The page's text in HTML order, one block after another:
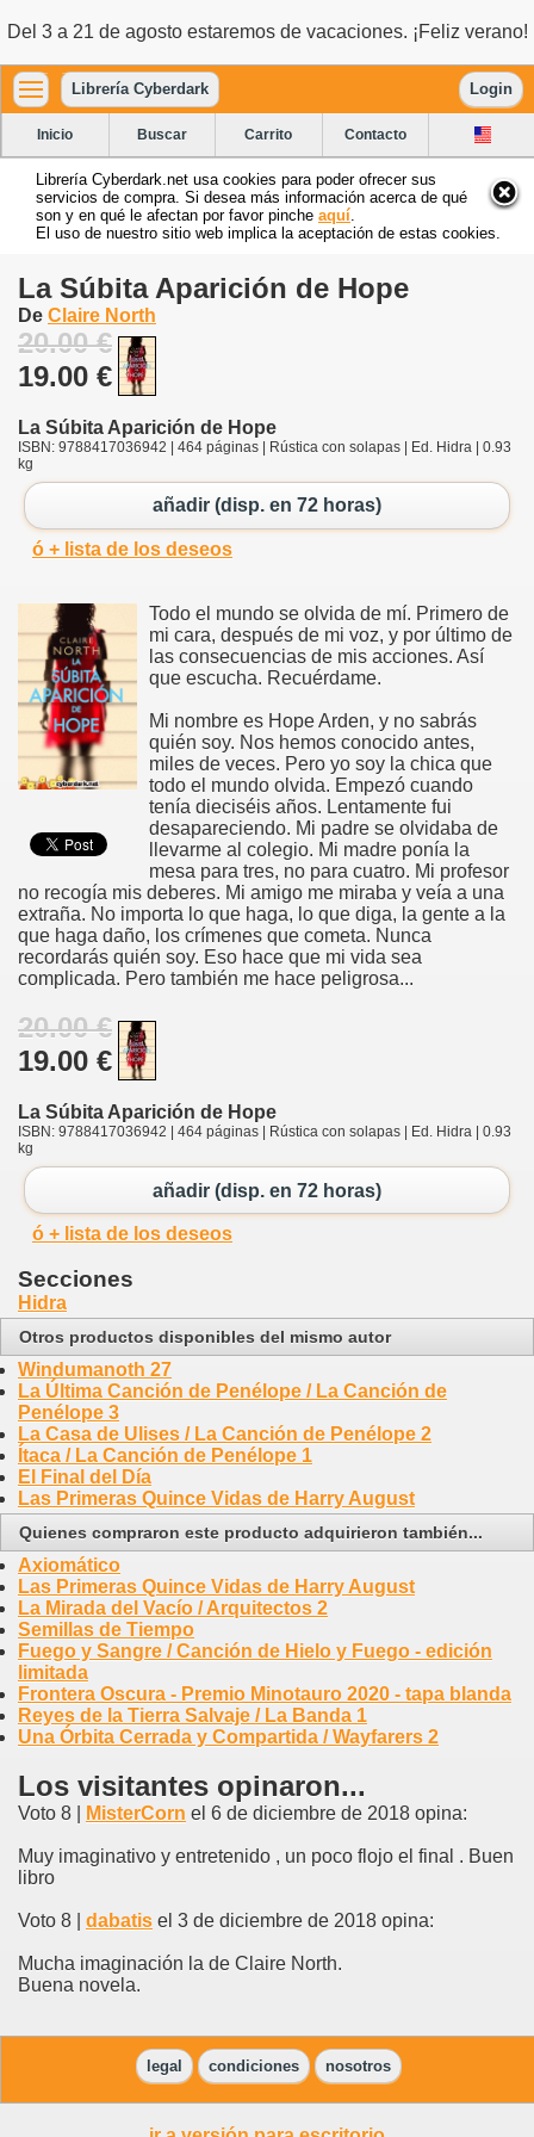
Del 3 a 21 de agosto estaremos de vacaciones. ¡Feliz verano!
Librería Cyberdark Login
Inicio Buscar Carrito Contacto
Librería Cyberdark.net usa cookies para poder ofrecer sus
servicios de compra. Si desea más información acerca de qué
son y en qué le afectan por favor pinche aquí
El uso de nuestro sitio web implica la aceptación de estas cookies.
La Súbita Aparición de Hope
De Claire North
20.00 €
19.00 €
La Súbita Aparición de Hope
ISBN: 9788417036942 | 464 páginas | Rústica con solapas | Ed. Hidra | 0.93
kg
añadir (disp. en 72 horas)
ó + lista de los deseos
Todo el mundo se olvida de mí. Primero de
mi cara, después de mi voz, y por último de
las consecuencias de mis acciones. Así
que escucha. Recuérdame.
Mi nombre es Hope Arden, y no sabrás
quién soy. Nos hemos conocido antes,
miles de veces. Pero yo soy la chica que
todo el mundo olvida. Empezó cuando
tenía dieciséis años. Lentamente fui
desapareciendo. Mi padre se olvidaba de
llevarme al colegio. Mi madre ponía la
mesa para tres, no para cuatro. Mi profesor
no recogía mis deberes. Mi amigo me miraba y veía a una
extraña. No importa lo que haga, lo que diga, la gente a la
que haga daño, los crímenes que cometa. Nunca
recordarás quién soy. Eso hace que mi vida sea
complicada. Pero también me hace peligrosa...
20.00 €
19.00 €
La Súbita Aparición de Hope
ISBN: 9788417036942 | 464 páginas | Rústica con solapas | Ed. Hidra | 0.93
kg
añadir (disp. en 72 horas)
ó + lista de los deseos
Secciones
Hidra
Otros productos disponibles del mismo autor
Windumanoth 27
La Última Canción de Penélope / La Canción de
Penélope 3
La Casa de Ulises / La Canción de Penélope 2
Ítaca / La Canción de Penélope 1
El Final del Día
Las Primeras Quince Vidas de Harry August
Quienes compraron este producto adquirieron también...
Axiomático
Las Primeras Quince Vidas de Harry August
La Mirada del Vacío / Arquitectos 2
Semillas de Tiempo
Fuego y Sangre / Canción de Hielo y Fuego - edición
limitada
Frontera Oscura - Premio Minotauro 2020 - tapa blanda
Reyes de la Tierra Salvaje / La Banda 1
Una Órbita Cerrada y Compartida / Wayfarers 2
Los visitantes opinaron...
Voto 8 | MisterCorn el 6 de diciembre de 2018 opina:
Muy imaginativo y entretenido , un poco flojo el final . Buen
libro
Voto 8 | dabatis el 3 de diciembre de 2018 opina:
Mucha imaginación la de Claire North.
Buena novela.
legal condiciones nosotros